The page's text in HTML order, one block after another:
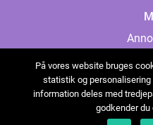
På vores website bruges
statistik og personalisering
information deles med
godkender